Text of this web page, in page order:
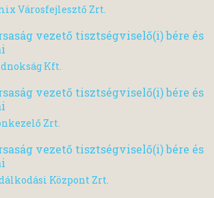
Városfejlesztő Zrt.
vezető tisztségviselő(i) bére és
Kft.
vezető tisztségviselő(i) bére és
Zrt.
vezető tisztségviselő(i) bére és
Központ Zrt.